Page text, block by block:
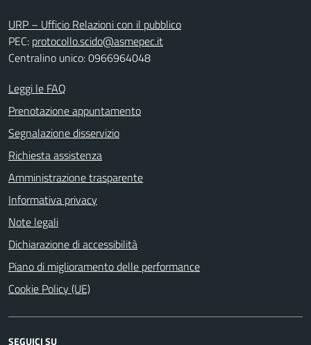
URP – Ufficio Relazioni con il pubblico
PEC: protocollo.scido@asmepec.it
Centralino unico: 0966964048
Leggi le FAQ
Prenotazione appuntamento
Segnalazione disservizio
Richiesta assistenza
Amministrazione trasparente
Informativa privacy
Note legali
Dichiarazione di accessibilità
Piano di miglioramento delle performance
Cookie Policy (UE)
SEGUICI SU